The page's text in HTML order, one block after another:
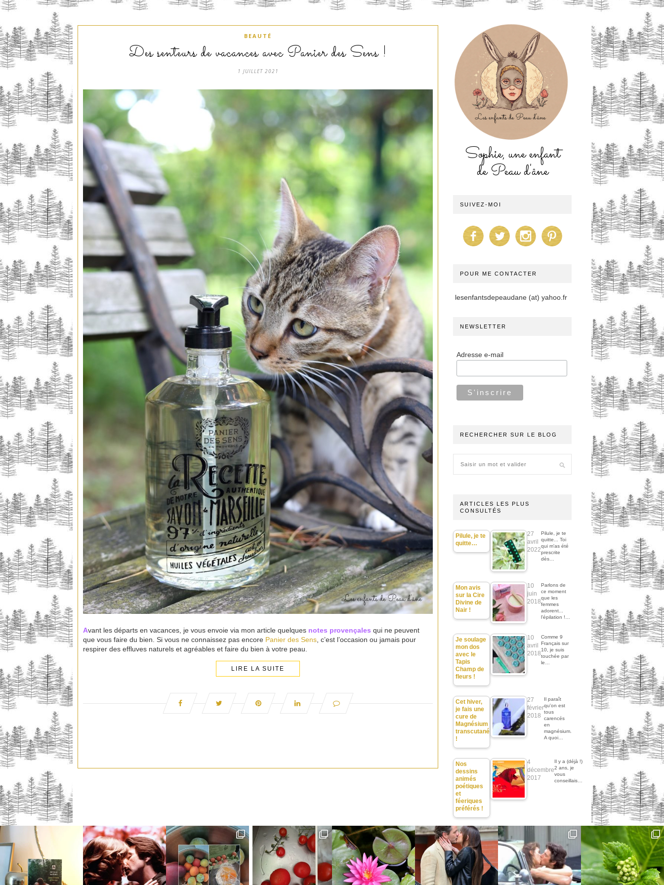
BEAUTÉ
Des senteurs de vacances avec Panier des Sens !
1 JUILLET 2021
Avant les départs en vacances, je vous envoie via mon article quelques notes provençales qui ne peuvent
que vous faire du bien. Si vous ne connaissez pas encore Panier des Sens , c’est l’occasion ou jamais pour
respirer des effluves naturels et agréables et faire du bien à votre peau.
LIRE LA SUITE
Sophie, une enfant
de Peau d'âne
SUIVEZ-MOI
POUR ME CONTACTER
lesenfantsdepeaudane (at) yahoo.fr
NEWSLETTER
Adresse e-mail
RECHERCHER SUR LE BLOG
ARTICLES LES PLUS
CONSULTÉS
Pilule, je te
quitte…
27
avril
2022
Pilule, je te
quitte... Toi
qui m'as été
prescrite
dès…
Mon avis
sur la Cire
Divine de
Nair !
10
juin
2018
Parlons de
ce moment
que les
femmes
adorent...
l'épilation !…
Je soulage
mon dos
avec le
Tapis
Champ de
fleurs !
10
avril
2018
Comme 9
Français sur
10, je suis
touchée par
le…
Cet hiver,
je fais une
cure de
Magnésium
transcutané
!
27
février
2018
Il paraît
qu'on est
tous
carencés
en
magnésium.
A quoi…
Nos
dessins
animés
poétiques
et
féeriques
préférés !
4
décembre
2017
Il y a (déjà !)
2 ans, je
vous
conseillais…